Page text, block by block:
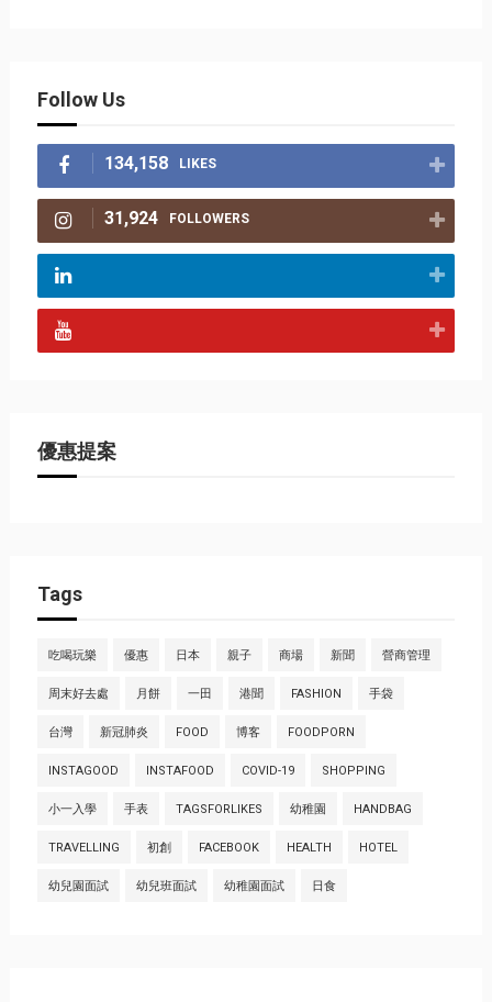
Follow Us
134,158 LIKES
31,924 FOLLOWERS
優惠提案
Tags
吃喝玩樂 優惠 日本 親子 商場 新聞 營商管理
周末好去處 月餅 一田 港聞 FASHION 手袋
台灣 新冠肺炎 FOOD 博客 FOODPORN
INSTAGOOD INSTAFOOD COVID-19 SHOPPING
小一入學 手表 TAGSFORLIKES 幼稚園 HANDBAG
TRAVELLING 初創 FACEBOOK HEALTH HOTEL
幼兒園面試 幼兒班面試 幼稚園面試 日食